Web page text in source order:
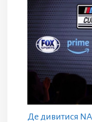
Де дивитися